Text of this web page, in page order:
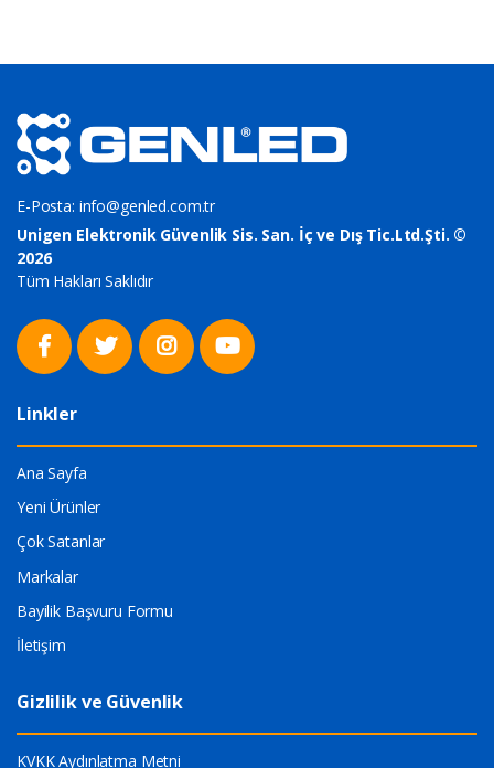
E-Posta: info@genled.com.tr
Unigen Elektronik Güvenlik Sis. San. İç ve Dış Tic.Ltd.Şti. ©
2026
Tüm Hakları Saklıdır
Linkler
Ana Sayfa
Yeni Ürünler
Çok Satanlar
Markalar
Bayilik Başvuru Formu
İletişim
Gizlilik ve Güvenlik
KVKK Aydınlatma Metni